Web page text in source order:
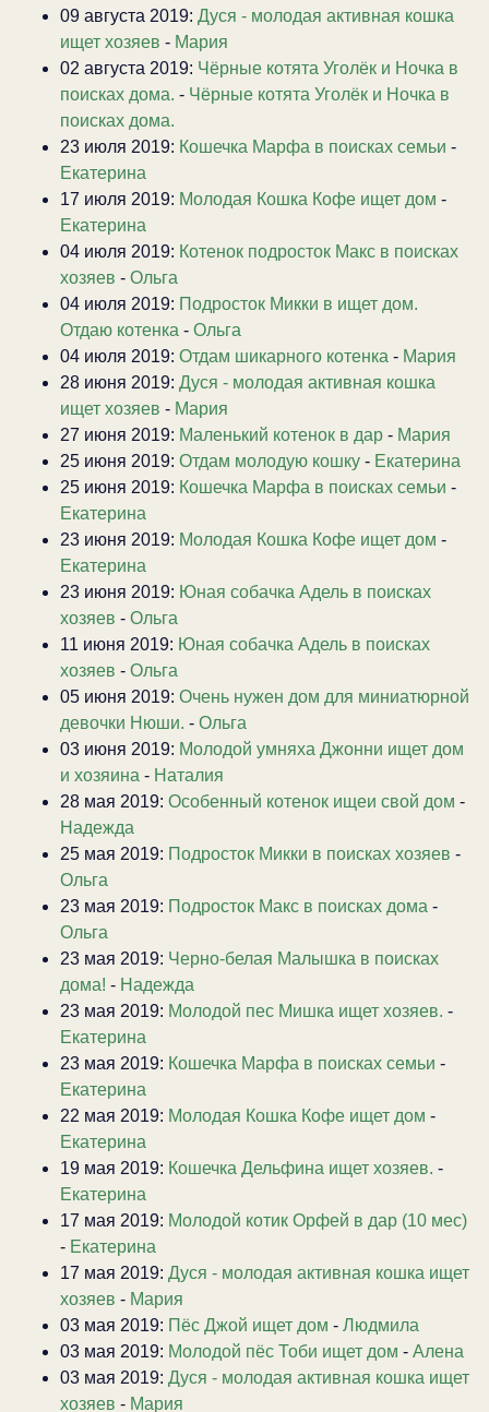
09 августа 2019: Дуся - молодая активная кошка
ищет хозяев - Мария
02 августа 2019: Чёрные котята Уголёк и Ночка в
поисках дома. - Чёрные котята Уголёк и Ночка в
поисках дома.
23 июля 2019: Кошечка Марфа в поисках семьи -
Екатерина
17 июля 2019: Молодая Кошка Кофе ищет дом -
Екатерина
04 июля 2019: Котенок подросток Макс в поисках
хозяев - Ольга
04 июля 2019: Подросток Микки в ищет дом.
Отдаю котенка - Ольга
04 июля 2019: Отдам шикарного котенка - Мария
28 июня 2019: Дуся - молодая активная кошка
ищет хозяев - Мария
27 июня 2019: Маленький котенок в дар - Мария
25 июня 2019: Отдам молодую кошку - Екатерина
25 июня 2019: Кошечка Марфа в поисках семьи -
Екатерина
23 июня 2019: Молодая Кошка Кофе ищет дом -
Екатерина
23 июня 2019: Юная собачка Адель в поисках
хозяев - Ольга
11 июня 2019: Юная собачка Адель в поисках
хозяев - Ольга
05 июня 2019: Очень нужен дом для миниатюрной
девочки Нюши. - Ольга
03 июня 2019: Молодой умняха Джонни ищет дом
и хозяина - Наталия
28 мая 2019: Особенный котенок ищеи свой дом -
Надежда
25 мая 2019: Подросток Микки в поисках хозяев -
Ольга
23 мая 2019: Подросток Макс в поисках дома -
Ольга
23 мая 2019: Черно-белая Малышка в поисках
дома! - Надежда
23 мая 2019: Молодой пес Мишка ищет хозяев. -
Екатерина
23 мая 2019: Кошечка Марфа в поисках семьи -
Екатерина
22 мая 2019: Молодая Кошка Кофе ищет дом -
Екатерина
19 мая 2019: Кошечка Дельфина ищет хозяев. -
Екатерина
17 мая 2019: Молодой котик Орфей в дар (10 мес)
- Екатерина
17 мая 2019: Дуся - молодая активная кошка ищет
хозяев - Мария
03 мая 2019: Пёс Джой ищет дом - Людмила
03 мая 2019: Молодой пёс Тоби ищет дом - Алена
03 мая 2019: Дуся - молодая активная кошка ищет
хозяев - Мария